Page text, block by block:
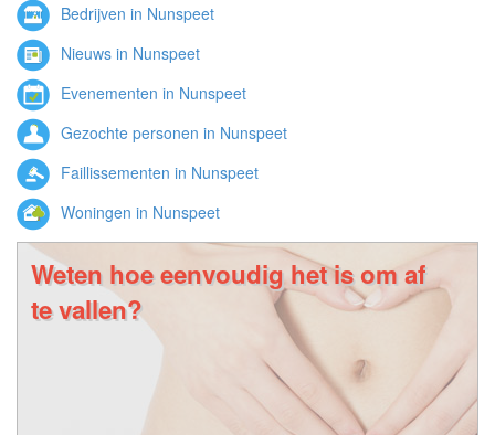
Bedrijven in Nunspeet
Nieuws in Nunspeet
Evenementen in Nunspeet
Gezochte personen in Nunspeet
Faillissementen in Nunspeet
Woningen in Nunspeet
Weten hoe eenvoudig het is om af
te vallen?